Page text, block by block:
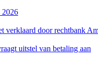
2026
door rechtbank
uitstel van betaling aan